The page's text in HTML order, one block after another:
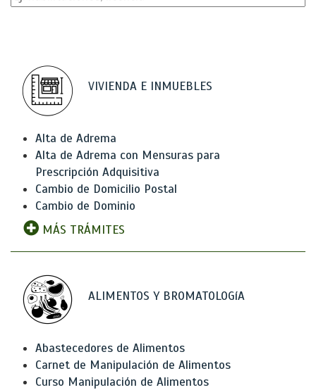
VIVIENDA E INMUEBLES
Alta de Adrema
Alta de Adrema con Mensuras para
Prescripción Adquisitiva
Cambio de Domicilio Postal
Cambio de Dominio
MÁS TRÁMITES
ALIMENTOS Y BROMATOLOGíA
Abastecedores de Alimentos
Carnet de Manipulación de Alimentos
Curso Manipulación de Alimentos